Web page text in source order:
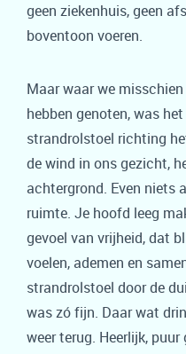
geen ziekenhuis, geen
boventoon voeren.
Maar waar we
hebben genoten, was
strandrolstoel richting
de wind in ons gezicht,
achtergrond. Even niets
ruimte. Je hoofd leeg
gevoel van vrijheid, dat
voelen, ademen en
strandrolstoel door de
was zó fijn. Daar wat
weer terug. Heerlijk, puur